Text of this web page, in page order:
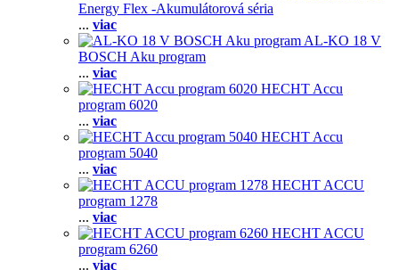
Energy Flex -Akumulátorová séria
... viac
AL-KO 18 V
BOSCH Aku program
... viac
HECHT Accu
program 6020
... viac
HECHT Accu
program 5040
... viac
HECHT ACCU
program 1278
... viac
HECHT ACCU
program 6260
... viac